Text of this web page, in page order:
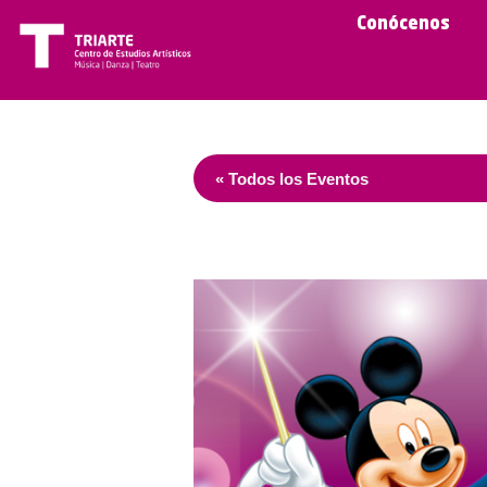
Conócenos
« Todos los Eventos